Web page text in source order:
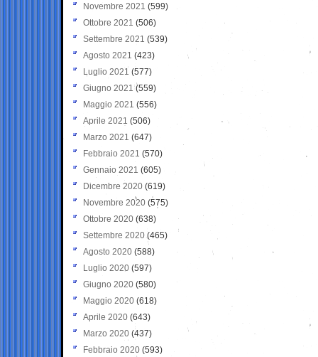
Novembre 2021 (599)
Ottobre 2021 (506)
Settembre 2021 (539)
Agosto 2021 (423)
Luglio 2021 (577)
Giugno 2021(559)
Maggio 2021 (556)
Aprile 2021 (506)
Marzo 2021 (647)
Febbraio 2021 (570)
Gennaio 2021 (605)
Dicembre 2020 (619)
Novembre 2020 (575)
Ottobre 2020 (638)
Settembre 2020(465)
Agosto 2020 (588)
Luglio 2020 (597)
Giugno 2020 (580)
Maggio 2020 (618)
Aprile 2020 (643)
Marzo 2020 (437)
Febbraio 2020 (593)